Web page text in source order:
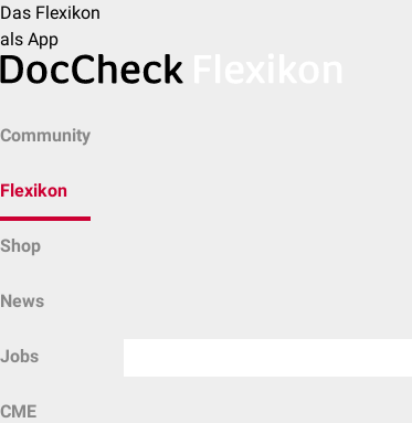
Das Flexikon
als App
Community
Flexikon
Shop
News
Jobs
CME